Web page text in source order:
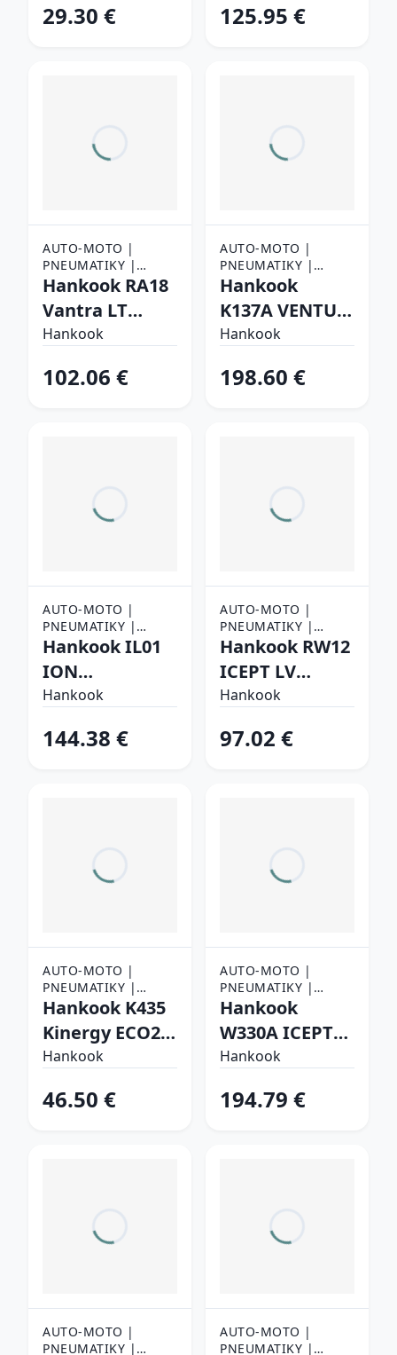
29.30 €
Celoročné
125.95 €
AUTO-MOTO |
PNEUMATIKY |
NÁKLADNÉ
Hankook RA18
Vantra LT
215/70 R15C
Hankook
102.06 €
AUTO-MOTO |
PNEUMATIKY |
OSOBNÉ
Hankook
K137A VENTUS
EVO SUV 275/50
Hankook
198.60 €
AUTO-MOTO |
PNEUMATIKY |
OSOBNÉ
Hankook IL01
ION
FLEXCLIMATE
W Celoročné
Hankook
144.38 €
AUTO-MOTO |
PNEUMATIKY |
NÁKLADNÉ
Hankook RW12
ICEPT LV
185/80 R14C
Zimné
Hankook
97.02 €
AUTO-MOTO |
PNEUMATIKY |
OSOBNÉ
Hankook K435
Kinergy ECO2
175/60 R14 79 H
Hankook
46.50 €
AUTO-MOTO |
PNEUMATIKY |
OSOBNÉ
Hankook
W330A ICEPT
EVO3 SUV
H Zimné
Hankook
194.79 €
AUTO-MOTO |
PNEUMATIKY |
AUTO-MOTO |
PNEUMATIKY |